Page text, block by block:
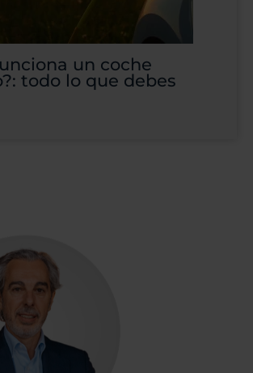
un coche
todo lo que debes